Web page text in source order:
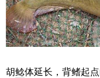
胡鲶体延长，背鳍起